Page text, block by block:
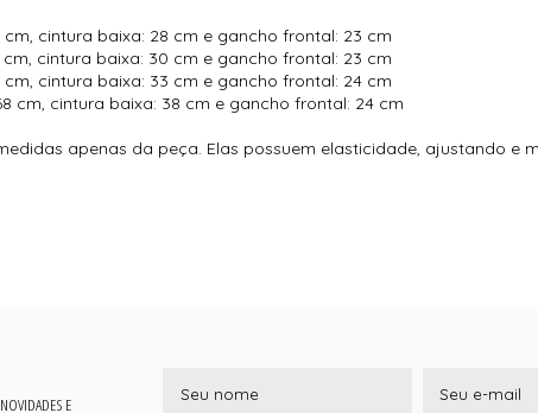
cintura baixa: 28 cm e gancho frontal: 23 cm
cintura baixa: 30 cm e gancho frontal: 23 cm
cintura baixa: 33 cm e gancho frontal: 24 cm
cm, cintura baixa: 38 cm e gancho frontal: 24 cm
apenas da peça. Elas possuem elasticidade, ajustando e
E